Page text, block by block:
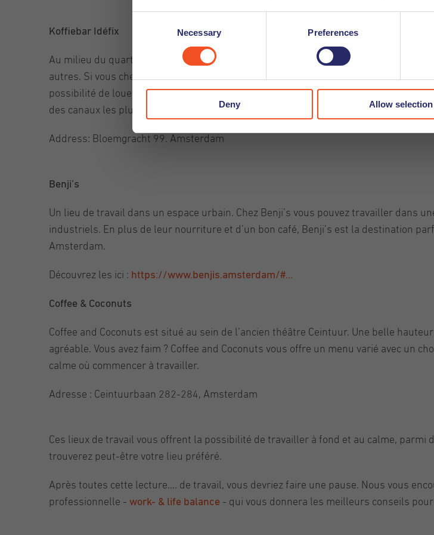
Necessary Preferences
Deny Allow selection
Koffiebar Idéfix
Au milieu du quartier du Jordaan se trouve une maison d’angle pittoresque avec de
autres. Si vous cherchez de l’inspiration, c’est ici que vous la trouverez. Associez-
possibilité de louer l’un des espaces de travail ou de participer à l’un de leurs
des canaux les plus pittoresques d’Amsterdam. Que demander de plus ?
Address: Bloemgracht 99. Amsterdam
Benji’s
Un lieu de travail dans un espace urbain. Chez Benji’s vous pouvez travailler dans
industriels. En plus de leur nourriture et d’un bon café, Benji’s est la destination
Amsterdam.
Découvrez les ici : https://www.benjis.amsterdam/#...
Coffee & Coconuts
Coffee and Coconuts est situé au sein de l’ancien théâtre Ceintuur. Une belle
agréable. Vous avez faim ? Coffee and Coconuts vous offre un menu varié avec un
calme où commencer à travailler.
Adresse : Ceintuurbaan 282-284, Amsterdam
Ces lieux de travail vous offrent la possibilité de travailler à fond et au calme, parmi
trouverez peut-être votre lieu préféré.
Après toutes cette lecture…. de travail, vous devriez faire une pause. Nous vous
professionnelle - work- & life balance - qui vous donnera les meilleurs conseils